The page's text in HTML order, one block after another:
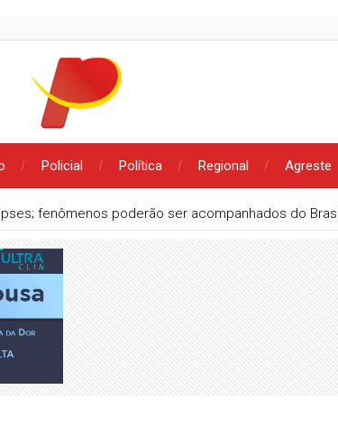
Policial Política Regional Agreste
fenômenos poderão ser acompanhados do